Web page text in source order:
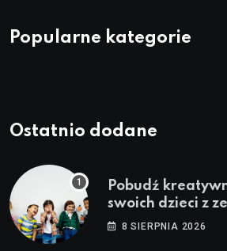
Popularne kategorie
Ostatnio dodane
Pobudź
swoich dzieci z
8 SIERPNIA 2026